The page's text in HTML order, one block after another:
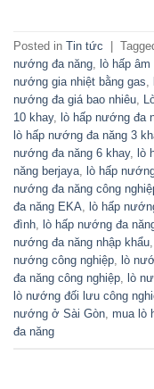
Posted in Tin tức
nướng đa năng, lò hấp âm
nướng gia nhiệt bằng gas,
nướng đa giá bao nhiêu,
10 khay, lò hấp nướng đa
lò hấp nướng đa năng 3
nướng đa năng 6 khay, lò
năng berjaya, lò hấp
nướng đa năng công
đa năng EKA, lò hấp
đình, lò hấp nướng đa
nướng đa năng nhập khẩu,
nướng công nghiệp, lò
đa năng công nghiệp, lò
lò nướng đối lưu công
nướng ở Sài Gòn, mua lò
đa năng